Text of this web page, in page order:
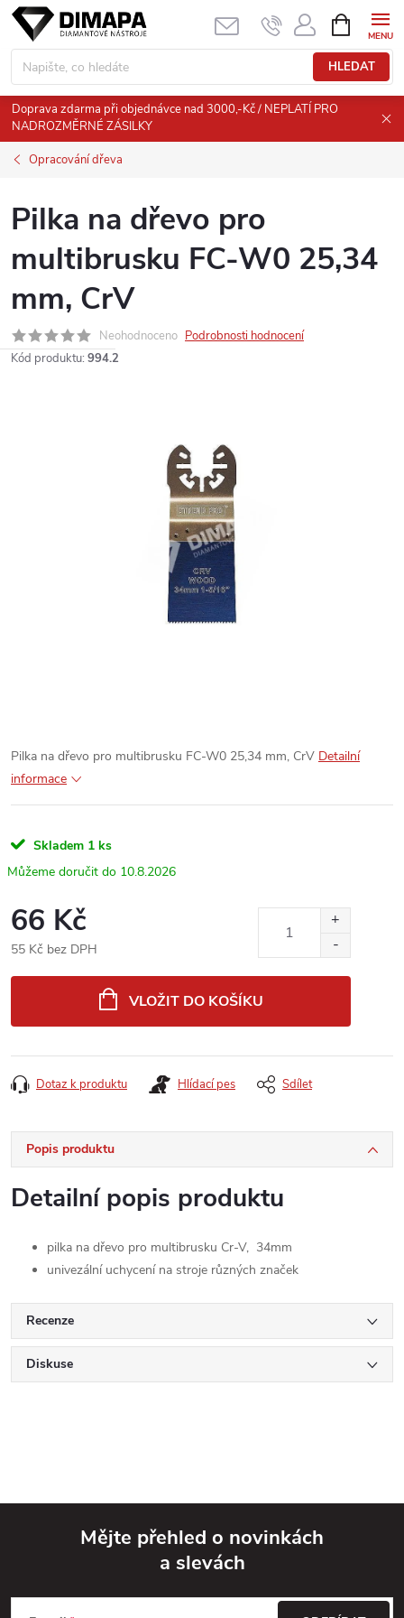
Přejít
obsah
HLEDAT
NÁKUPNÍ
KOŠÍK
Doprava zdarma při objednávce nad 3000,-Kč / NEPLATÍ PRO
NADROZMĚRNÉ ZÁSILKY
Opracování dřeva
Pilka na dřevo pro
multibrusku FC-W0 25,34
mm, CrV
Neohodnoceno Podrobnosti hodnocení
Kód produktu: 994.2
Pilka na dřevo pro multibrusku FC-W0 25,34 mm, CrV Detailní
informace
Skladem 1 ks
10.8.2026
66 Kč
55 Kč bez DPH
VLOŽIT DO KOŠÍKU
Dotaz k produktu Hlídací pes Sdílet
Popis produktu
Detailní popis produktu
pilka na dřevo pro multibrusku Cr-V, 34mm
univezální uchycení na stroje různých značek
Recenze
Diskuse
Mějte přehled o novinkách
a slevách